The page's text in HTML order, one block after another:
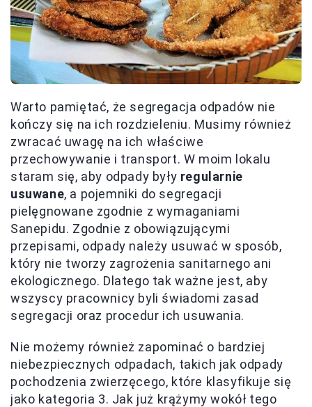
Warto pamiętać, że segregacja odpadów nie
kończy się na ich rozdzieleniu. Musimy również
zwracać uwagę na ich właściwe
przechowywanie i transport. W moim lokalu
staram się, aby odpady były regularnie
usuwane, a pojemniki do segregacji
pielęgnowane zgodnie z wymaganiami
Sanepidu. Zgodnie z obowiązującymi
przepisami, odpady należy usuwać w sposób,
który nie tworzy zagrożenia sanitarnego ani
ekologicznego. Dlatego tak ważne jest, aby
wszyscy pracownicy byli świadomi zasad
segregacji oraz procedur ich usuwania.
Nie możemy również zapominać o bardziej
niebezpiecznych odpadach, takich jak odpady
pochodzenia zwierzęcego, które klasyfikuje się
jako kategoria 3. Jak już krążymy wokół tego